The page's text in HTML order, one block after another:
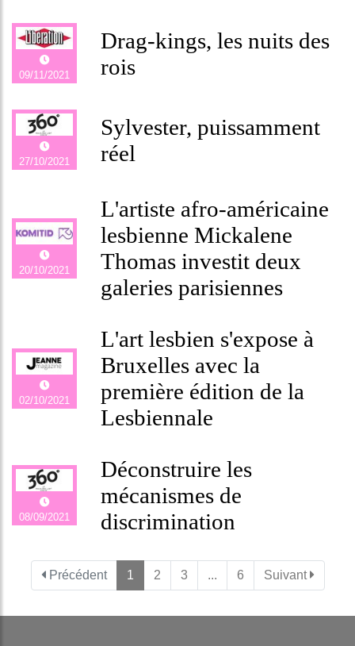
09/11/2021
Drag-kings, les nuits des
rois
27/10/2021
Sylvester, puissamment
réel
20/10/2021
L'artiste afro-américaine
lesbienne Mickalene
Thomas investit deux
galeries parisiennes
02/10/2021
L'art lesbien s'expose à
Bruxelles avec la
première édition de la
Lesbiennale
08/09/2021
Déconstruire les
mécanismes de
discrimination
Précédent 1 2 3 ... 6 Suivant